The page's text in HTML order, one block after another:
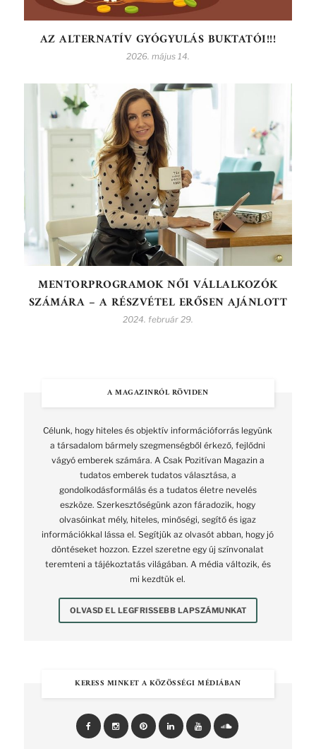
AZ ALTERNATÍV GYÓGYULÁS BUKTATÓI!!!
2026. május 14.
MENTORPROGRAMOK NŐI VÁLLALKOZÓK
SZÁMÁRA – A RÉSZVÉTEL ERŐSEN AJÁNLOTT
2024. február 29.
A MAGAZINRÓL RÖVIDEN
Célunk, hogy hiteles és objektív információforrás legyünk
a társadalom bármely szegmenségből érkező, fejlődni
vágyó emberek számára. A Csak Pozitívan Magazin a
tudatos emberek tudatos választása, a
gondolkodásformálás és a tudatos életre nevelés
eszköze. Szerkesztőségünk azon fáradozik, hogy
olvasóinkat mély, hiteles, minőségi, segítő és igaz
információkkal lássa el. Segítjük az olvasót abban, hogy jó
döntéseket hozzon. Ezzel szeretne egy új színvonalat
teremteni a tájékoztatás világában. A média változik, és
mi kezdtük el.
OLVASD EL LEGFRISSEBB LAPSZÁMUNKAT
KERESS MINKET A KÖZÖSSÉGI MÉDIÁBAN